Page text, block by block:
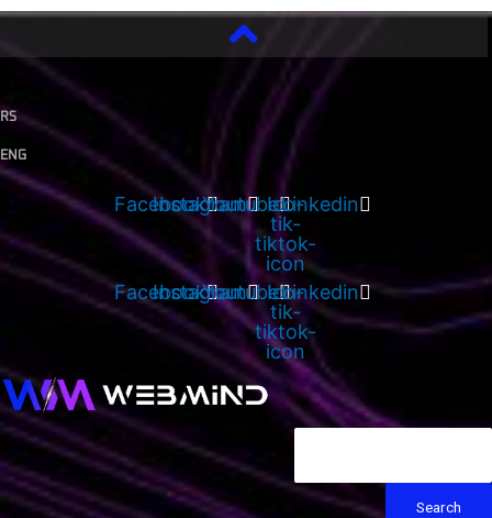
Skip
content
RS
ENG
Facebook
Instagram
YoutubeIco-
tik-
tiktok-
icon
Linkedin
Facebook
Instagram
YoutubeIco-
tik-
tiktok-
icon
Linkedin
Search